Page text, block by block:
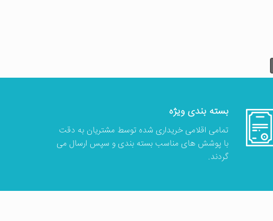
بسته بندی ویژه
تمامی اقلامی خریداری شده توسط مشتریان به دقت
با پوشش های مناسب بسته بندی و سپس ارسال می
گردند.